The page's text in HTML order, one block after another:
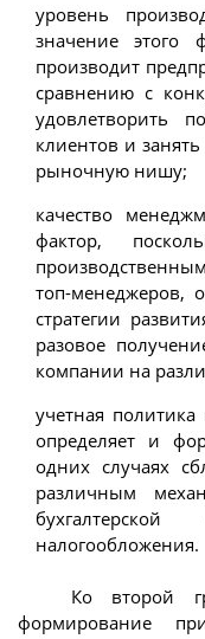
уровень
значение этого
производит
сравнению с
удовлетворить
клиентов и
рыночную нишу;
качество
фактор,
топ-менеджеров,
стратегии
разовое
компании на
учетная
определяет и
одних случаях
различным
налогообложения.
Ко второй
формирование